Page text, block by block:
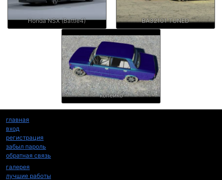
Honda NSX (Battle4) ВАЗ2101 TUNED
копейко
главная
вход
регистрация
забыл пароль
обратная связь
галерея
лучшие работы